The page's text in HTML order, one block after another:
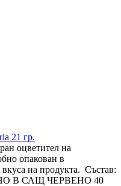
21 гр.
оцветител на
опакован в
на продукта. Състав:
В САЩ ЧЕРВЕНО 40